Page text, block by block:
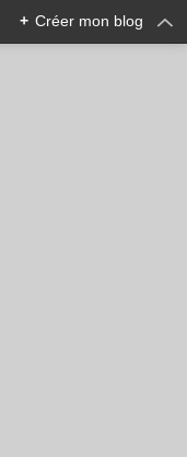
+ Créer mon blog